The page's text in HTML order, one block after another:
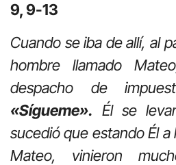
9, 9-13
Cuando se iba de allí, al
hombre llamado
despacho de
«Sígueme». Él se
sucedió que estando Él a
Mateo, vinieron